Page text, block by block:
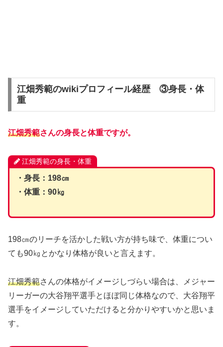
江畑秀範のwikiプロフィール経歴 ③身長・体
重
江畑秀範さんの身長と体重ですが。
江畑秀範の身長・体重
・身長：198㎝
・体重：90㎏
198㎝のリーチを活かした戦い方が持ち味で、体重につい
ても90㎏とかなり体格が良いと言えます。
江畑秀範さんの体格がイメージしづらい場合は、メジャー
リーガーの大谷翔平選手とほぼ同じ体格なので、大谷翔平
選手をイメージしていただけると分かりやすいかと思いま
す。